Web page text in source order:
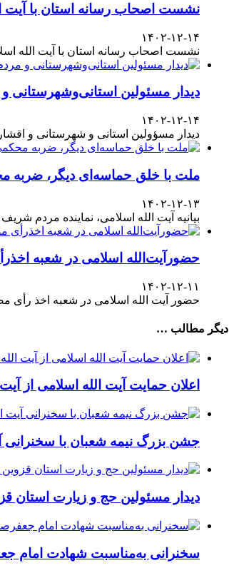
نشست اصحاب رسانه استان با آیت
۱۴۰۲-۱۲-۱۴
نشست اصحاب رسانه استان با آیت الله
دیدار مسئولین استانی‌وشهرستانی
۱۴۰۲-۱۲-۱۴
دیدار مسؤولین استانی و شهرستانی و
ملت با خلق حماسه‌ای دیگر، ضربه
۱۴۰۲-۱۲-۱۳
بیانیه آیت الله اسلامی، نماینده مردم شریف استان قزوین در
حضورآیت‌الله اسلامی در شعبه
۱۴۰۲-۱۲-۱۱
حضور آیت الله اسلامی در شعبه اخذ
دیگر مطالب …
اعلان حمایت آیت الله اسلامی از
جشن بزرگ نیمه شعبان با
دیدار مسئولین حج و زیارت استان
سخنرانی به‌مناسبت شهادت امام